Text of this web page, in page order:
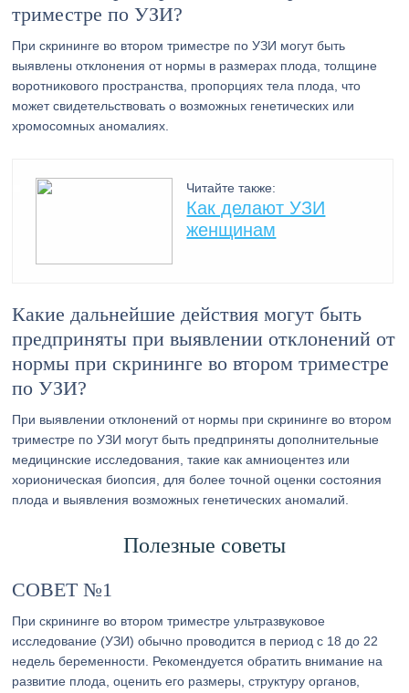
триместре по УЗИ?
При скрининге во втором триместре по УЗИ могут быть
выявлены отклонения от нормы в размерах плода, толщине
воротникового пространства, пропорциях тела плода, что
может свидетельствовать о возможных генетических или
хромосомных аномалиях.
Читайте также:
Как делают УЗИ
женщинам
Какие дальнейшие действия могут быть
предприняты при выявлении отклонений от
нормы при скрининге во втором триместре
по УЗИ?
При выявлении отклонений от нормы при скрининге во втором
триместре по УЗИ могут быть предприняты дополнительные
медицинские исследования, такие как амниоцентез или
хорионическая биопсия, для более точной оценки состояния
плода и выявления возможных генетических аномалий.
Полезные советы
СОВЕТ №1
При скрининге во втором триместре ультразвуковое
исследование (УЗИ) обычно проводится в период с 18 до 22
недель беременности. Рекомендуется обратить внимание на
развитие плода, оценить его размеры, структуру органов,